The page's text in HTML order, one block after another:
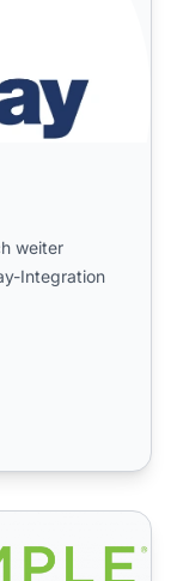
weiter
Integration